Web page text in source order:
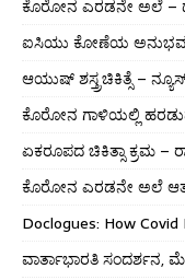
ಕೊರೋನ ಎರಡನೇ ಅಲೆ –
ಐಸಿಯು ಕೋಣೆಯ
ಆಯುಷ್ ಶಸ್ತ್ರಚಿಕಿತ್ಸೆ –
ಕೊರೋನ ಗಾಳಿಯಲ್ಲಿ
ಏಕರೂಪದ ಚಿಕಿತ್ಸಾ ಕ್ರಮ –
ಕೊರೋನ ಎರಡನೇ ಅಲೆ
Doclogues: How Covid
ವಾರ್ತಾಭಾರತಿ ಸಂದರ್ಶನ,